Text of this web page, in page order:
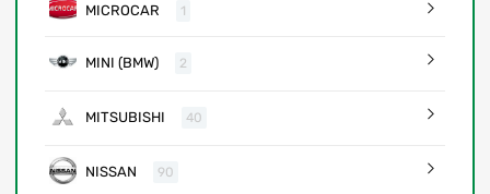
MICROCAR 1
MINI (BMW) 2
MITSUBISHI 40
NISSAN 90